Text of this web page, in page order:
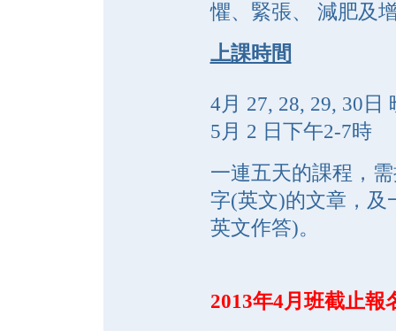
懼、緊張、 減肥及
上課時間
4月 27, 28, 29, 30 日
5 月 2 日下午2-7時
一連五天的課程，
字(英文)的文章，及
英文作答)。
2013年4月班截止報